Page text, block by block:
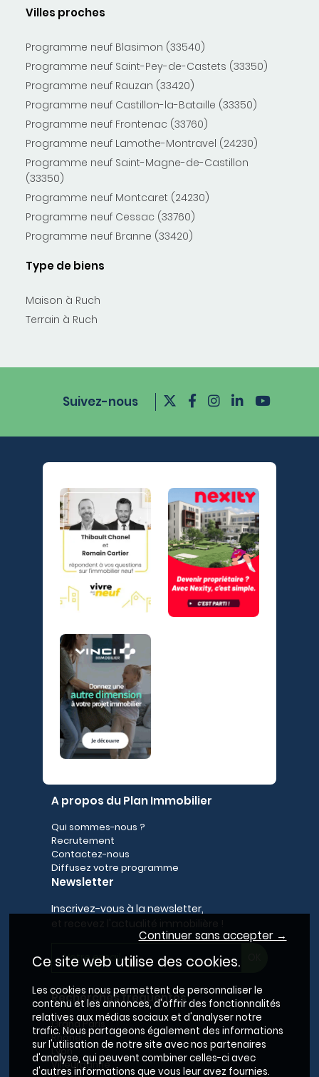
Villes proches
Programme neuf Blasimon (33540)
Programme neuf Saint-Pey-de-Castets (33350)
Programme neuf Rauzan (33420)
Programme neuf Castillon-la-Bataille (33350)
Programme neuf Frontenac (33760)
Programme neuf Lamothe-Montravel (24230)
Programme neuf Saint-Magne-de-Castillon
(33350)
Programme neuf Montcaret (24230)
Programme neuf Cessac (33760)
Programme neuf Branne (33420)
Type de biens
Maison à Ruch
Terrain à Ruch
Suivez-nous
A propos du Plan Immobilier
Qui sommes-nous ?
Recrutement
Contactez-nous
Diffusez votre programme
Newsletter
Inscrivez-vous à la newsletter,
Recherches fréquentes
Grand Paris
Rhône
Lyon
Villeurbanne
Continuer sans accepter →
Ce site web utilise des cookies.
Les cookies nous permettent de personnaliser le
contenu et les annonces, d'offrir des fonctionnalités
relatives aux médias sociaux et d'analyser notre
trafic. Nous partageons également des informations
sur l'utilisation de notre site avec nos partenaires
d'analyse, qui peuvent combiner celles-ci avec
d'autres informations que vous leur avez fournies.